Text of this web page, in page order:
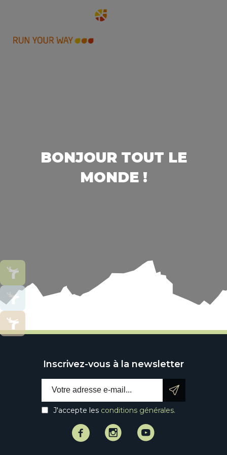
BONJOUR TOUT LE
MONDE !
Inscrivez-vous à la newsletter
J'accepte les conditions générales.
FacebookInstagramInstagram